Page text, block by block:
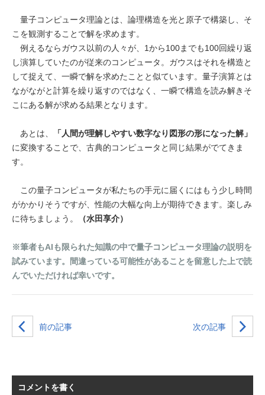
量子コンピュータ理論とは、論理構造を光と原子で構築し、そ
こを観測することで解を求めます。
例えるならガウス以前の人々が、1から100までも100回繰り返
し演算していたのが従来のコンピュータ。ガウスはそれを構造と
して捉えて、一瞬で解を求めたことと似ています。量子演算とは
ながながと計算を繰り返すのではなく、一瞬で構造を読み解きそ
こにある解が求める結果となります。
あとは、
「人間が理解しやすい数字なり図形の形になった解」
に変換することで、古典的コンピュータと同じ結果がでてきま
す。
この量子コンピュータが私たちの手元に届くにはもう少し時間
がかかりそうですが、性能の大幅な向上が期待できます。楽しみ
に待ちましょう。
（水田享介）
※筆者もAIも限られた知識の中で量子コンピュータ理論の説明を
試みています。間違っている可能性があることを留意した上で読
んでいただければ幸いです。
前の記事 次の記事
コメントを書く